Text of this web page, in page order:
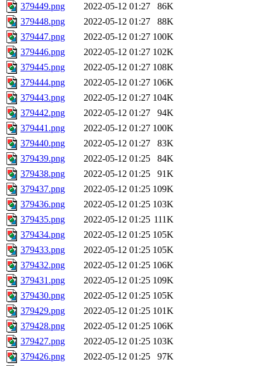
379449.png
2022-05-12 01:27
86K
379448.png
2022-05-12 01:27
88K
379447.png
2022-05-12 01:27 100K
379446.png
2022-05-12 01:27 102K
379445.png
2022-05-12 01:27 108K
379444.png
2022-05-12 01:27 106K
379443.png
2022-05-12 01:27 104K
379442.png
2022-05-12 01:27
94K
379441.png
2022-05-12 01:27 100K
379440.png
2022-05-12 01:27
83K
379439.png
2022-05-12 01:25
84K
379438.png
2022-05-12 01:25
91K
379437.png
2022-05-12 01:25 109K
379436.png
2022-05-12 01:25 103K
379435.png
2022-05-12 01:25 111K
379434.png
2022-05-12 01:25 105K
379433.png
2022-05-12 01:25 105K
379432.png
2022-05-12 01:25 106K
379431.png
2022-05-12 01:25 109K
379430.png
2022-05-12 01:25 105K
379429.png
2022-05-12 01:25 101K
379428.png
2022-05-12 01:25 106K
379427.png
2022-05-12 01:25 103K
379426.png
2022-05-12 01:25
97K